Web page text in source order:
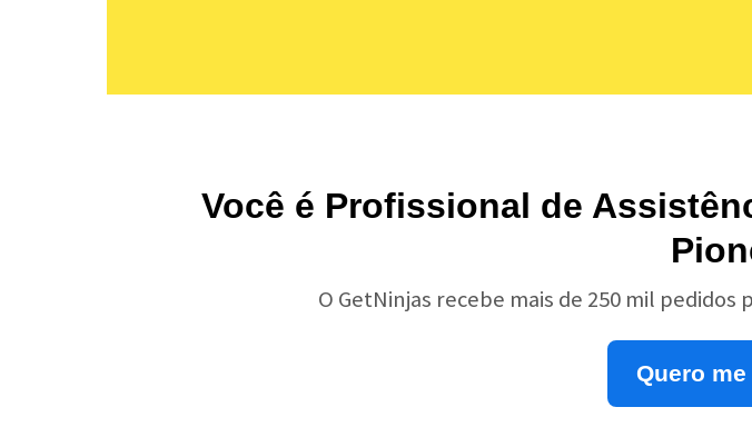
Você é Profissional de
O GetNinjas recebe mais de 250 mil
Quero